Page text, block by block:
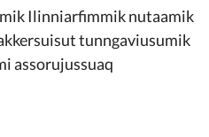
Ilinniarfimmik nutaamik
tunngaviusumik
assorujussuaq